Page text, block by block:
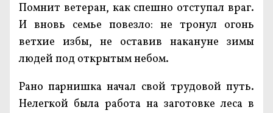
Помнит ветеран, как спешно отступал враг.
И вновь семье повезло: не тронул огонь
ветхие избы, не оставив накануне зимы
людей под открытым небом.
Рано парнишка начал свой трудовой путь.
Нелегкой была работа на заготовке леса в